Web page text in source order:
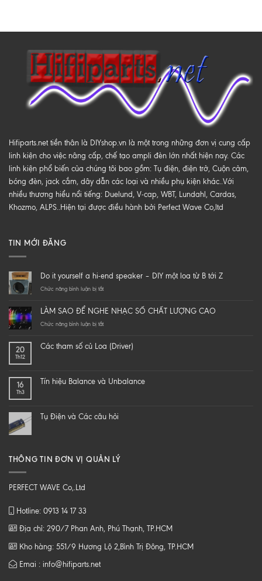
Hifiparts.net tiền thân là DIYshop.vn là một trong những đơn vị cung cấp
linh kiện cho việc nâng cấp, chế tạo ampli đèn lớn nhất hiện nay. Các
linh kiện phổ biến của chúng tôi bao gồm: Tụ điện, điện trở, Cuộn cảm,
bóng đèn, jack cắm, dây dẫn các loại và nhiều phụ kiện khác..Với
nhiều thương hiểu nổi tiếng: Duelund, V-cap, WBT, Lundahl, Cardas,
Khozmo, ALPS..Hiện tại được điều hành bởi Perfect Wave Co,ltd
TIN MỚI ĐĂNG
Do it yourself a hi-end speaker – DIY một loa từ B tới Z
Chức năng bình luận bị tắtở
yourself
a
speaker
loa
Z
LÀM SAO ĐỂ NGHE NHẠC SỐ CHẤT LƯỢNG CAO
Chức năng bình luận bị tắtở
ĐỂ
CHẤT
20
Th12
Các tham số củ Loa (Driver)
16
Th3
Tín hiệu Balance và Unbalance
Tụ Điện và Các câu hỏi
THÔNG TIN ĐƠN VỊ QUẢN LÝ
PERFECT WAVE Co,.Ltd
Hotline: 0913 14 17 33
Địa chỉ: 290/7 Phan Anh, Phú Thạnh, TP.HCM
Kho hàng: 551/9 Hương Lộ 2,Bình Trị Đông, TP.HCM
Emai : info@hifiparts.net